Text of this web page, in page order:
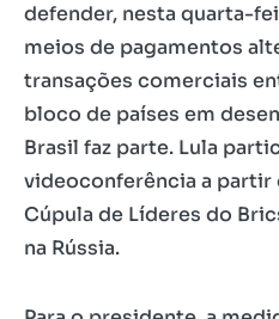
defender, nesta quarta-
meios de pagamentos
transações comerciais
bloco de países em
Brasil faz parte. Lula
videoconferência a partir
Cúpula de Líderes do
na Rússia.